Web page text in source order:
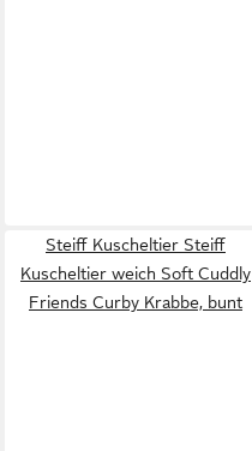
Steiff Kuscheltier Steiff
Kuscheltier weich Soft Cuddly
Friends Curby Krabbe, bunt